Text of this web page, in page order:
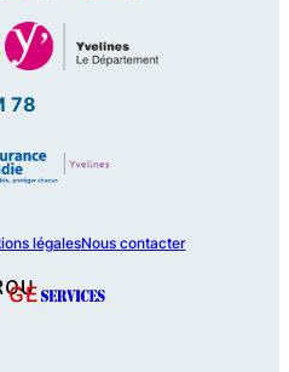
78
légalesNous contacter